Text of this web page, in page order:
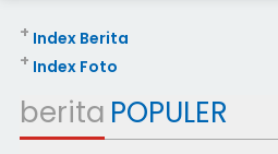
Index Berita
+
Index Foto
+
berita POPULER